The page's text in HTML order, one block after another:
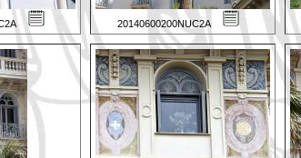
20140600200NUC2A